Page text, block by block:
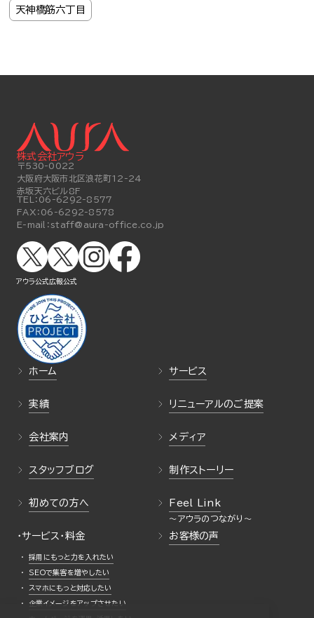
天神橋筋六丁目
ホーム サービス
実績 リニューアルのご提案
会社案内 メディア
スタッフブログ 制作ストーリー
初めての方へ Feel Link
・サービス・料金
採用にもっと力を入れたい
SEOで集客を増やしたい
スマホにもっと対応したい
企業イメージをアップさせたい
お客様の声
株式会社アウラ
〒530-0022
大阪府大阪市北区浪花町12-24
赤坂天六ビル8F
TEL： 06-6292-8577
FAX： 06-6292-8578
E-mail： staff@aura-office.co.jp
アウラ公式 広報公式